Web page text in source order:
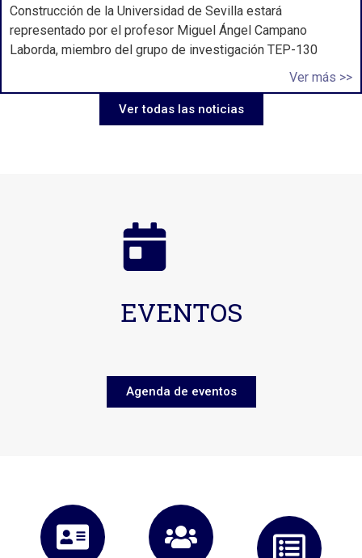
Construcción de la Universidad de Sevilla estará
representado por el profesor Miguel Ángel Campano
Laborda, miembro del grupo de investigación TEP-130
Ver más >>
Ver todas las noticias
EVENTOS
Agenda de eventos